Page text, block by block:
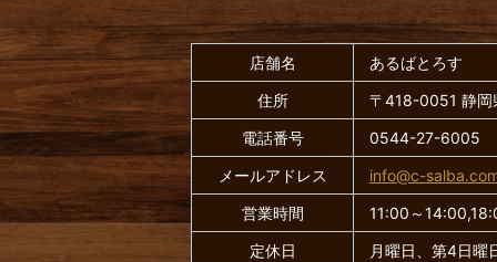
店舗名
あるばとろす
住所
〒418-0051 静
電話番号
0544-27-6005
メールアドレス
info@c-
営業時間
11:00～
定休日
月曜日、第4日曜